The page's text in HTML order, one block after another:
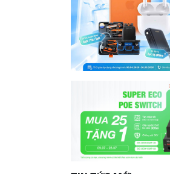
TIN TỨC MỚI